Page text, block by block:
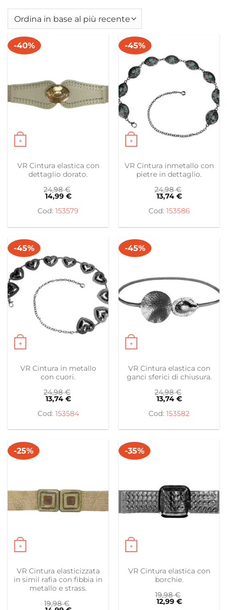
-40%
+
Questo prodotto ha più varianti. Le opzioni possono
VR Cintura elastica con
dettaglio dorato.
24,98€
14,99 €
153579
-45%
+
Questo prodotto ha più
VR Cintura inmetallo con
pietre in dettaglio.
24,98€
13,74 €
153586
-45%
+
Questo prodotto ha più varianti. Le opzioni possono
VR Cintura in metallo
con cuori.
24,98€
13,74 €
153584
-45%
+
Questo prodotto ha più
VR Cintura elastica con
ganci sferici di chiusura.
24,98€
13,74 €
153582
-25%
+
Questo prodotto ha più varianti. Le opzioni possono
VR Cintura elasticizzata
in simil rafia con fibbia in
metallo e strass.
19,98€
-35%
+
Questo prodotto ha più
VR Cintura elastica con
borchie.
19,98€
12,99 €